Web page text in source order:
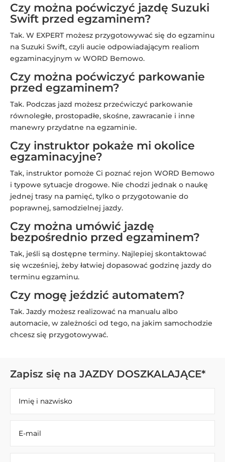
Czy można poćwiczyć jazdę Suzuki
Swift przed egzaminem?
Tak. W EXPERT możesz przygotowywać się do egzaminu
na Suzuki Swift, czyli aucie odpowiadającym realiom
egzaminacyjnym w WORD Bemowo.
Czy można poćwiczyć parkowanie
przed egzaminem?
Tak. Podczas jazd możesz przećwiczyć parkowanie
równoległe, prostopadłe, skośne, zawracanie i inne
manewry przydatne na egzaminie.
Czy instruktor pokaże mi okolice
egzaminacyjne?
Tak, instruktor pomoże Ci poznać rejon WORD Bemowo
i typowe sytuacje drogowe. Nie chodzi jednak o naukę
jednej trasy na pamięć, tylko o przygotowanie do
poprawnej, samodzielnej jazdy.
Czy można umówić jazdę
bezpośrednio przed egzaminem?
Tak, jeśli są dostępne terminy. Najlepiej skontaktować
się wcześniej, żeby łatwiej dopasować godzinę jazdy do
terminu egzaminu.
Czy mogę jeździć automatem?
Tak. Jazdy możesz realizować na manualu albo
automacie, w zależności od tego, na jakim samochodzie
chcesz się przygotowywać.
Zapisz się na JAZDY DOSZKALAJĄCE*